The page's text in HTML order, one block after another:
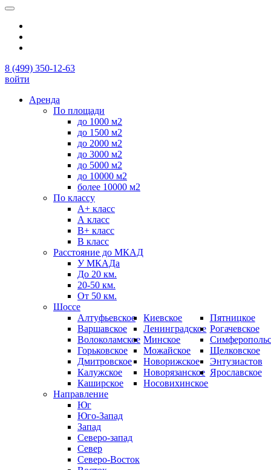
8 (499) 350-12-63
войти
Аренда
По площади
до 1000 м2
до 1500 м2
до 2000 м2
до 3000 м2
до 5000 м2
до 10000 м2
более 10000 м2
По классу
А+ класс
А класс
B+ класс
В класс
Расстояние до МКАД
У МКАДа
До 20 км.
20-50 км.
От 50 км.
Шоссе
Алтуфьевское
Варшавское
Волоколамское
Горьковское
Дмитровское
Калужское
Каширское
Киевское
Ленинградское
Минское
Можайское
Новорижское
Новорязанское
Носовихинское
Пятницкое
Рогачевское
Щелковское
Энтузиастов
Ярославское
Направление
Юг
Юго-Запад
Запад
Северо-запад
Север
Северо-Восток